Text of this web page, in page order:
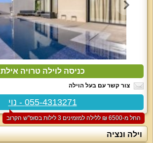
כניסה לוילה טרויה אילת
צור קשר עם בעל הוילה
055-4313271 - נוי
החל מ-‏6500 ₪ ללילה למזמינים 3 לילות בסופ"ש הקרוב
וילה ונציה